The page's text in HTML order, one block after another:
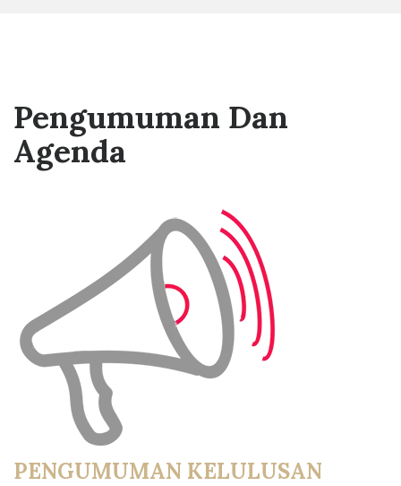
Pengumuman Dan
Agenda
PENGUMUMAN KELULUSAN